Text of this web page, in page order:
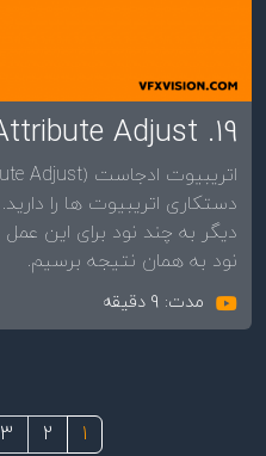
19. Attribute Adjust
دستکاری اتریبیوت ها را
دیگر به چند نود برای این
نود به همان نتیجه برسیم.
مدت: 9 دقیقه
صفحه جاری1
Page2
3